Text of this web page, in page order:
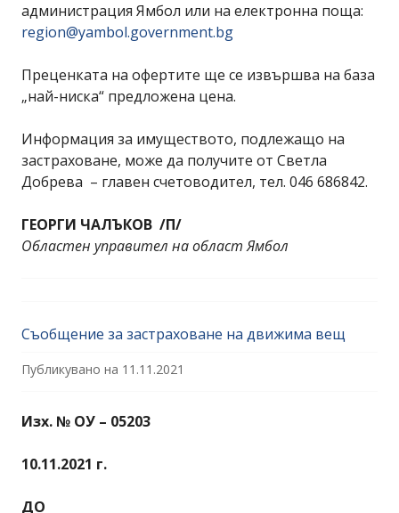
администрация Ямбол или на електронна поща:
region@yambol.government.bg
Преценката на офертите ще се извършва на база
„най-ниска“ предложена цена.
Информация за имуществото, подлежащо на
застраховане, може да получите от Светла
Добрева – главен счетоводител, тел. 046 686842.
ГЕОРГИ ЧАЛЪКОВ /П/
Областен управител на област Ямбол
Съобщение за застраховане на движима вещ
Публикувано на 11.11.2021
Изх. № ОУ – 05203
10.11.2021 г.
ДО